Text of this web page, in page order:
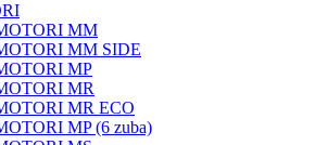
MM
MM SIDE
MP
MR
MR ECO
MP (6 zuba)